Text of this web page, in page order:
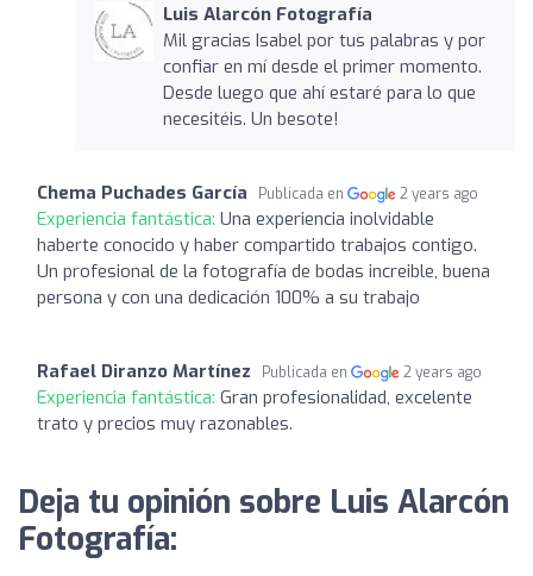
Luis Alarcón Fotografía
Mil gracias Isabel por tus palabras y por
confiar en mí desde el primer momento.
Desde luego que ahí estaré para lo que
necesitéis. Un besote!
Chema Puchades García Publicada en 2 years ago
Experiencia fantástica: Una experiencia inolvidable
haberte conocido y haber compartido trabajos contigo.
Un profesional de la fotografía de bodas increible, buena
persona y con una dedicación 100% a su trabajo
Rafael Diranzo Martínez Publicada en 2 years ago
Experiencia fantástica: Gran profesionalidad, excelente
trato y precios muy razonables.
Deja tu opinión sobre Luis Alarcón
Fotografía: